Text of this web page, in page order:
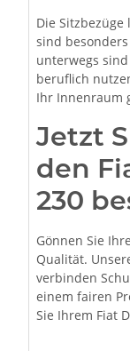
Die
sind
unterwegs
beruflich
Ihr Innenraum
Jetzt
den
230
Gönnen Sie
Qualität.
verbinden
einem fairen
Sie Ihrem Fiat